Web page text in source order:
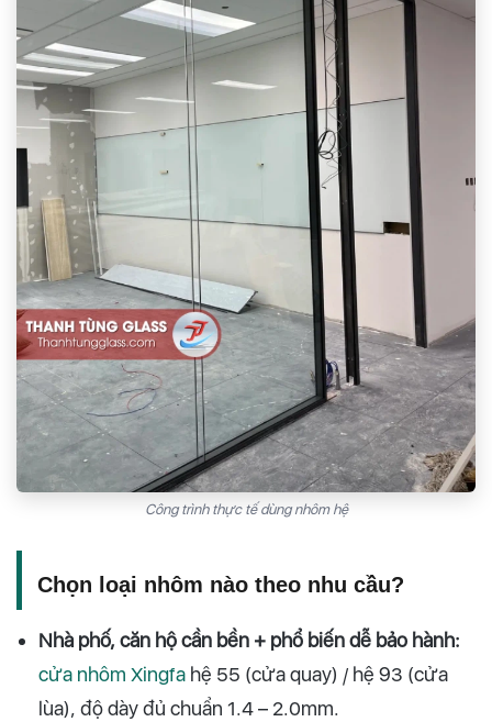
Công trình thực tế dùng nhôm hệ
Chọn loại nhôm nào theo nhu cầu?
Nhà phố, căn hộ cần bền + phổ biến dễ bảo hành:
cửa nhôm Xingfa hệ 55 (cửa quay) / hệ 93 (cửa
lùa), độ dày đủ chuẩn 1.4 – 2.0mm.